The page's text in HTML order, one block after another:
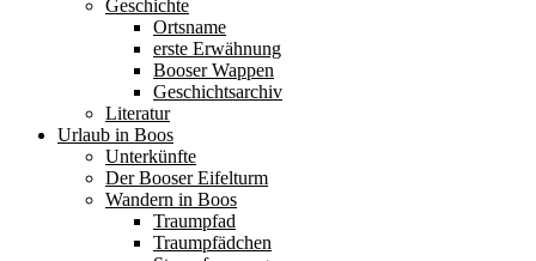
Geschichte
Ortsname
erste Erwähnung
Booser Wappen
Geschichtsarchiv
Literatur
Urlaub in Boos
Unterkünfte
Der Booser Eifelturm
Wandern in Boos
Traumpfad
Traumpfädchen